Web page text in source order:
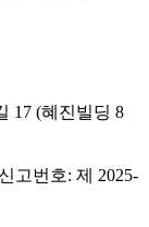
17 (혜진빌딩 8
고번호: 제 2025-